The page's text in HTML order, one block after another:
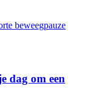
dag om een